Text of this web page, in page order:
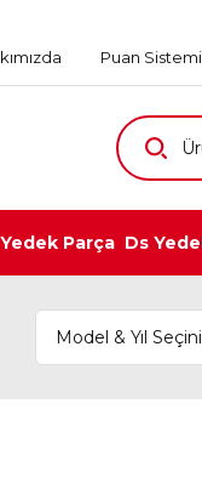
Puan Sistemi
Parça Ds